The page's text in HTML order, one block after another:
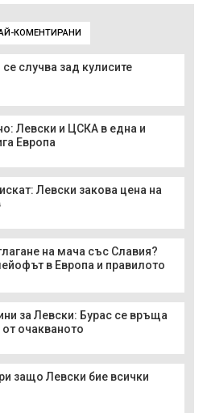
КОМЕНТИРАНИ
случва зад кулисите
Левски и ЦСКА в една и
Европа
Левски закова цена на
на мача със Славия?
в Европа и правилото
за Левски: Бурас се връща
очакваното
защо Левски бие всички